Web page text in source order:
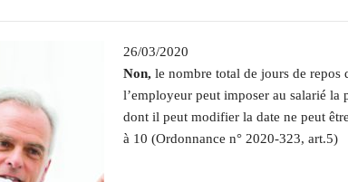
26/03/2020
Non, le nombre total de jours de repos
l’employeur peut imposer au salarié la
dont il peut modifier la date ne peut
à 10 (Ordonnance n° 2020-323, art.5)